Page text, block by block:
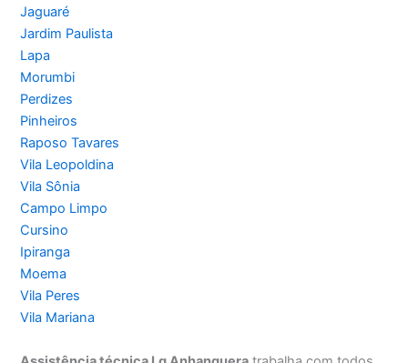
Jaguaré
Jardim Paulista
Lapa
Morumbi
Perdizes
Pinheiros
Raposo Tavares
Vila Leopoldina
Vila Sônia
Campo Limpo
Cursino
Ipiranga
Moema
Vila Peres
Vila Mariana